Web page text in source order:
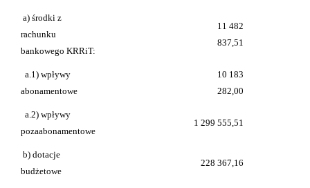
a) środki z
rachunku
bankowego KRRiT:
11 482
837,51
a.1) wpływy
abonamentowe
10 183
282,00
a.2) wpływy
pozaabonamentowe
1 299 555,51
b) dotacje
budżetowe
228 367,16